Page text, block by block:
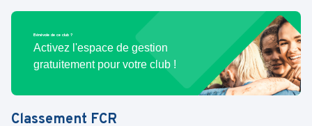
Bénévole de ce club ?
Activez l'espace de gestion
gratuitement pour votre club !
Classement FCR